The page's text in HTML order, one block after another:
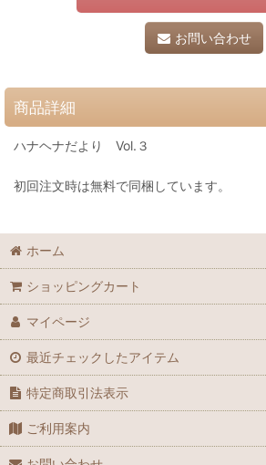
お問い合わせ
商品詳細
ハナヘナだより Vol.３
初回注文時は無料で同梱しています。
ホーム
ショッピングカート
マイページ
最近チェックしたアイテム
特定商取引法表示
ご利用案内